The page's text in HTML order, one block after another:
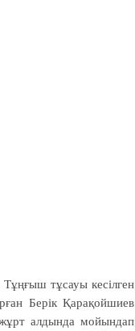
тұсауы кесілген
Берік Қарақойшиев
жұрт алдында мойындап